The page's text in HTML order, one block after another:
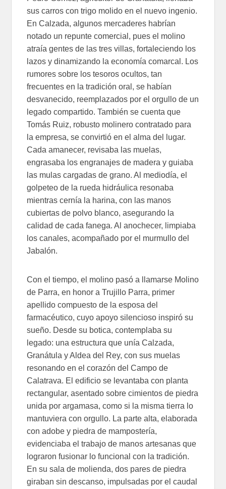
sus carros con trigo molido en el nuevo ingenio.
En Calzada, algunos mercaderes habrían
notado un repunte comercial, pues el molino
atraía gentes de las tres villas, fortaleciendo los
lazos y dinamizando la economía comarcal. Los
rumores sobre los tesoros ocultos, tan
frecuentes en la tradición oral, se habían
desvanecido, reemplazados por el orgullo de un
legado compartido. También se cuenta que
Tomás Ruiz, robusto molinero contratado para
la empresa, se convirtió en el alma del lugar.
Cada amanecer, revisaba las muelas,
engrasaba los engranajes de madera y guiaba
las mulas cargadas de grano. Al mediodía, el
golpeteo de la rueda hidráulica resonaba
mientras cernía la harina, con las manos
cubiertas de polvo blanco, asegurando la
calidad de cada fanega. Al anochecer, limpiaba
los canales, acompañado por el murmullo del
Jabalón.
Con el tiempo, el molino pasó a llamarse Molino
de Parra, en honor a Trujillo Parra, primer
apellido compuesto de la esposa del
farmacéutico, cuyo apoyo silencioso inspiró su
sueño. Desde su botica, contemplaba su
legado: una estructura que unía Calzada,
Granátula y Aldea del Rey, con sus muelas
resonando en el corazón del Campo de
Calatrava. El edificio se levantaba con planta
rectangular, asentado sobre cimientos de piedra
unida por argamasa, como si la misma tierra lo
mantuviera con orgullo. La parte alta, elaborada
con adobe y piedra de mampostería,
evidenciaba el trabajo de manos artesanas que
lograron fusionar lo funcional con la tradición.
En su sala de molienda, dos pares de piedra
giraban sin descanso, impulsadas por el caudal